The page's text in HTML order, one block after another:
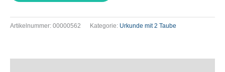
Artikelnummer: 00000562 Kategorie: Urkunde mit 2 Taube